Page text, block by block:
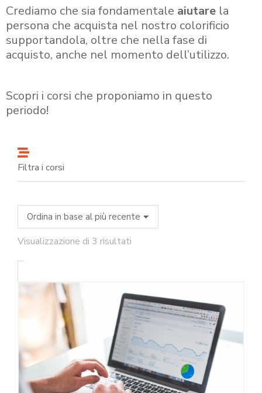
Crediamo che sia fondamentale aiutare la
persona che acquista nel nostro colorificio
supportandola, oltre che nella fase di
acquisto, anche nel momento dell’utilizzo.
Scopri i corsi che proponiamo in questo
periodo!
Filtra i corsi
Visualizzazione di 3 risultati